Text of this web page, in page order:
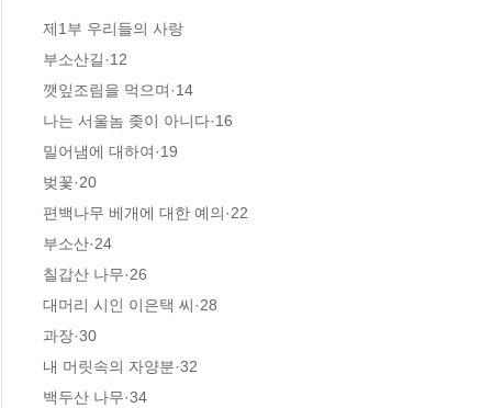
제1부 우리들의 사랑
부소산길·12
깻잎조림을 먹으며·14
나는 서울놈 좆이 아니다·16
밀어냄에 대하여·19
벚꽃·20
편백나무 베개에 대한 예의·22
부소산·24
칠갑산 나무·26
대머리 시인 이은택 씨·28
과장·30
내 머릿속의 자양분·32
백두산 나무·34